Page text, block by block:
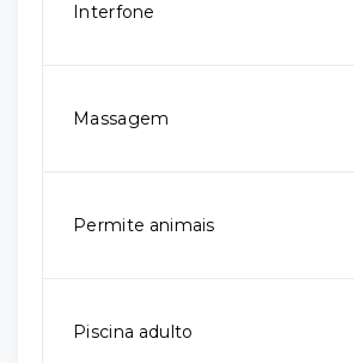
Interfone
Massagem
Permite animais
Piscina adulto